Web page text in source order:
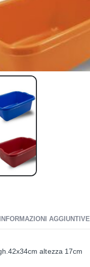
INFORMAZIONI AGGIUNTIVE
altezza 17cm